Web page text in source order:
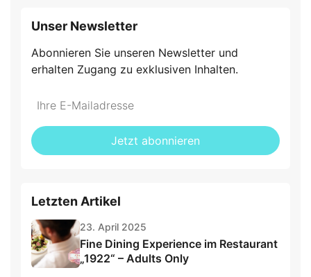
Unser Newsletter
Abonnieren Sie unseren Newsletter und
erhalten Zugang zu exklusiven Inhalten.
Do
fill
this
*Ihre
Mailadresse:
Jetzt abonnieren
Letzten Artikel
23. April 2025
Fine Dining Experience im Restaurant
„1922“ – Adults Only